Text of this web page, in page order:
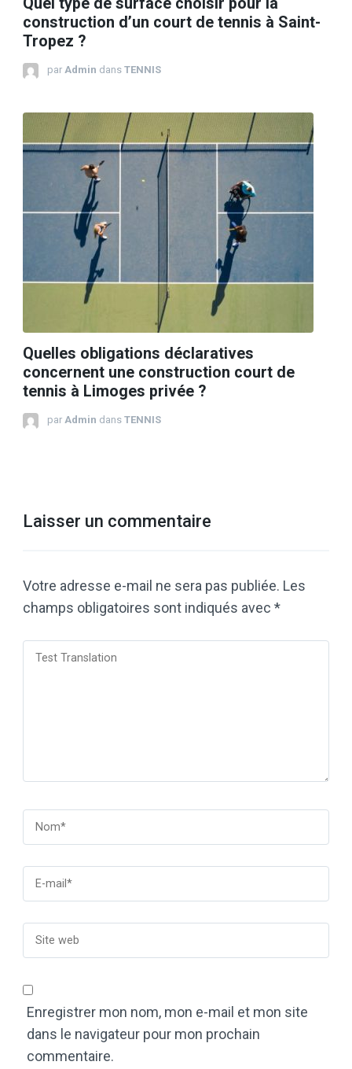
construction d’un court de tennis à Saint-
Tropez ?
par Admin dans TENNIS
Quelles obligations déclaratives
concernent une construction court de
tennis à Limoges privée ?
par Admin dans TENNIS
Laisser un commentaire
Votre adresse e-mail ne sera pas publiée. Les
champs obligatoires sont indiqués avec *
Enregistrer mon nom, mon e-mail et mon site
dans le navigateur pour mon prochain
commentaire.